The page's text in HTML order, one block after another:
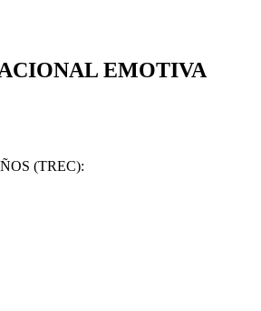
EMOTIVA
(TREC):